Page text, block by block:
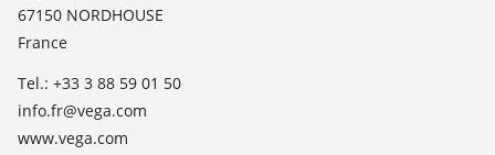
TeamViewer
News
Presse
Blog
67150 NORDHOUSE
France
Tel.: +33 3 88 59 01 50
info.fr@vega.com
www.vega.com